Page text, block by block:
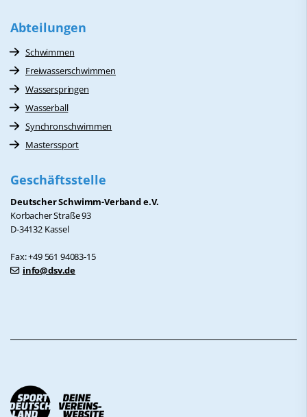
Abteilungen
Schwimmen
Freiwasserschwimmen
Wasserspringen
Wasserball
Synchronschwimmen
Masterssport
Geschäftsstelle
Deutscher Schwimm-Verband e.V.
Korbacher Straße 93
D-34132 Kassel
Fax: +49 561 94083-15
info@dsv.de